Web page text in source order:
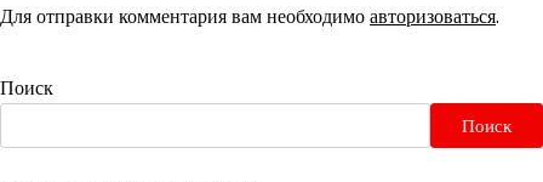
Для отправки комментария вам необходимоавторизоваться.
Поиск
Поиск